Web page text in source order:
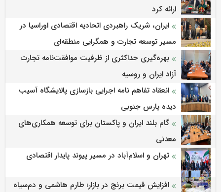
ارائه کرد
ایران، شریک راهبردی اتحادیه اقتصادی اوراسیا در
مسیر توسعه تجارت و همگرایی منطقه‌ای
بهره‌گیری حداکثری از ظرفیت موافقت‌نامه تجارت
آزاد ایران و روسیه
انعقاد تفاهم نامه اجرایی بازسازی پالایشگاه آسیب
دیده پارس جنوبی
گام بلند ایران و پاکستان برای توسعه همکاری‌های
معدنی
تهران و اسلام‌آباد در مسیر پیوند پایدار اقتصادی
افزایش قیمت برنج در بازار؛ طارم هاشمی و دم‌سیاه